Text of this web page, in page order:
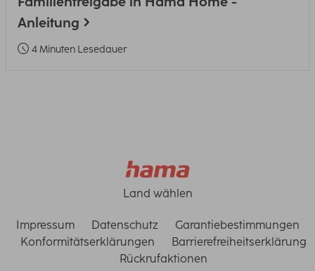
Anleitung
4 Minuten Lesedauer
Land wählen
Impressum Datenschutz
Garantiebestimmungen
Konformitätserklärungen
Barrierefreiheitserklärung
Rückrufaktionen